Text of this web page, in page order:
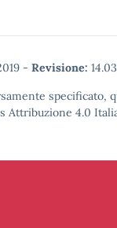
- Revisione:
specificato,
Attribuzione 4.0